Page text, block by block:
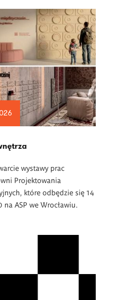
wystawy prac
Projektowania
które odbędzie się 14
ASP we Wrocławiu.